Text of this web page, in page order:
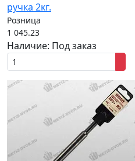
ручка 2кг.
Розница
1 045.23
Наличие: Под заказ